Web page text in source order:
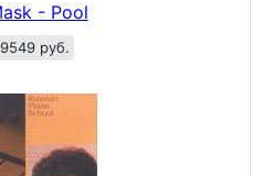
- Pool
9549 руб.